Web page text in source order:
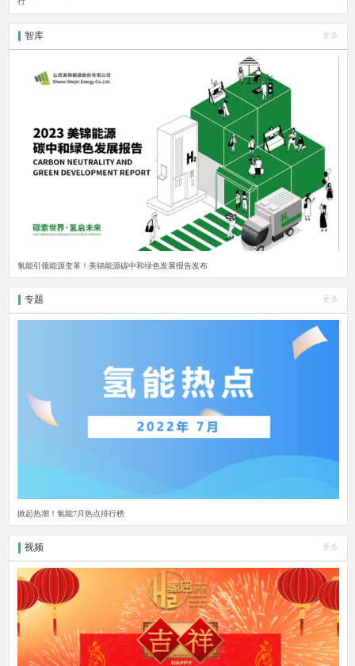
智库 更多
氢能引领能源变革！美锦能源碳中和绿色发展报告发布
专题 更多
掀起热潮！氢能7月热点排行榜
视频 更多